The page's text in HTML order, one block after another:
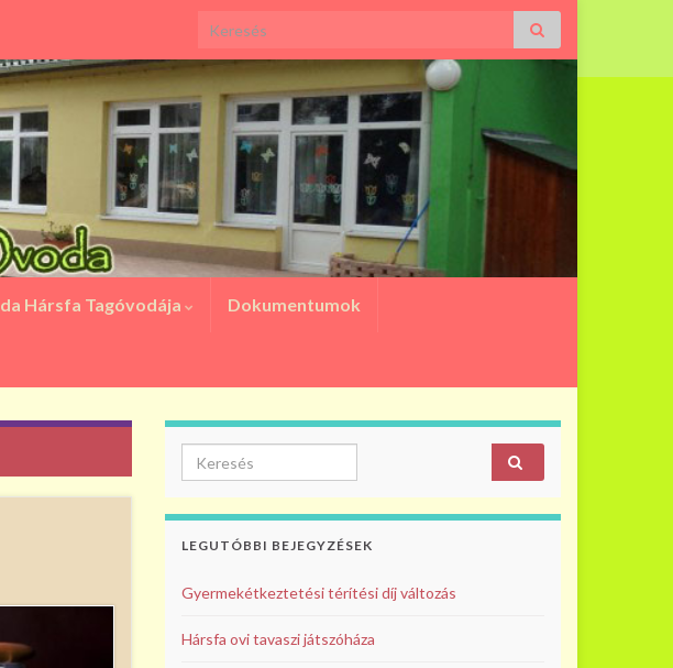
Search for:
Hársfa Tagóvodája Dokumentumok
Search for:
LEGUTÓBBI BEJEGYZÉSEK
Gyermekétkeztetési térítési díj változás
Hársfa ovi tavaszi játszóháza